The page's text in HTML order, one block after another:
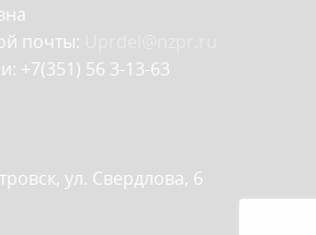
почты:
+7(351) 56 3-13-63
ул. Свердлова, 6